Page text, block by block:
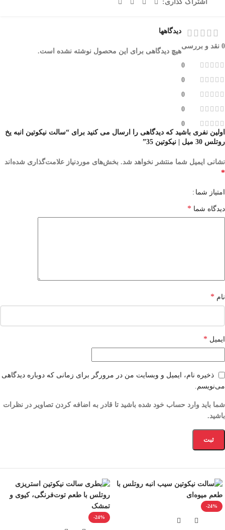
اشتراک گذاری:
0 نقد و بررسی
0
0
0
0
0
دیدگاهها
هیچ دیدگاهی برای این محصول نوشته نشده است.
اولین نفری باشید که دیدگاهی را ارسال می کنید برای “سالت نیکوتین انبه یخ
روتلس 30 میل | نیکوتین 35”
نشانی ایمیل شما منتشر نخواهد شد. بخش‌های موردنیاز علامت‌گذاری شده‌اند
*
امتیاز شما
دیدگاه شما *
نام *
ایمیل *
ذخیره نام، ایمیل و وبسایت من در مرورگر برای زمانی که دوباره دیدگاهی
می‌نویسم.
شما باید وارد حساب خود شده باشید تا قادر به اضافه کردن تصاویر در نظرات
باشید.
-24%
-24%